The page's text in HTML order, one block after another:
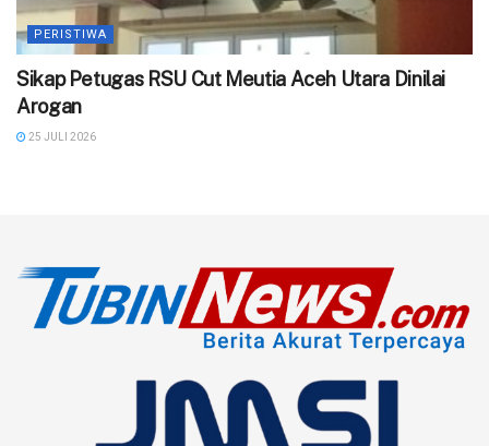
PERISTIWA
‎Sikap Petugas RSU Cut Meutia Aceh Utara Dinilai
Arogan
25 JULI 2026